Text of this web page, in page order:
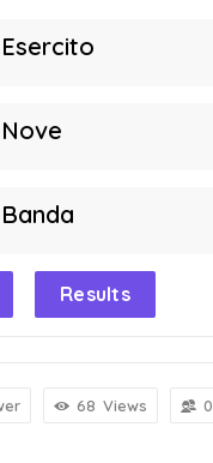
Esercito
Nove
Banda
Results
68 Views 0